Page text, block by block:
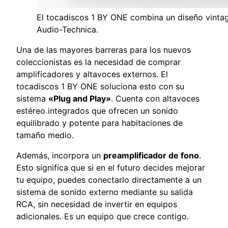
El tocadiscos 1 BY ONE combina un diseño
Audio-Technica.
Una de las mayores barreras para los nuevos
coleccionistas es la necesidad de comprar
amplificadores y altavoces externos. El
tocadiscos 1 BY ONE soluciona esto con su
sistema «Plug and Play». Cuenta con altavoces
estéreo integrados que ofrecen un sonido
equilibrado y potente para habitaciones de
tamaño medio.
Además, incorpora un preamplificador de fono.
Esto significa que si en el futuro decides mejorar
tu equipo, puedes conectarlo directamente a un
sistema de sonido externo mediante su salida
RCA, sin necesidad de invertir en equipos
adicionales. Es un equipo que crece contigo.